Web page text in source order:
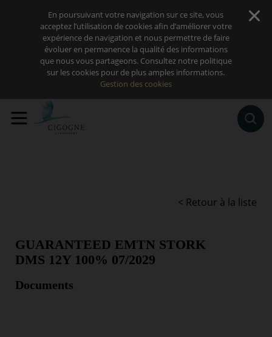
En poursuivant votre navigation sur ce site, vous
acceptez l’utilisation de cookies afin d’améliorer votre
expérience de navigation et nous permettre de faire
évoluer en permanence la qualité des informations
que nous vous partageons. Consultez notre politique
sur les cookies pour de plus amples informations.
Gestion des cookies
< Retour à la liste
GUARANTEED EMTN STORK
DMS 12Y 100% 07/2029
Documents